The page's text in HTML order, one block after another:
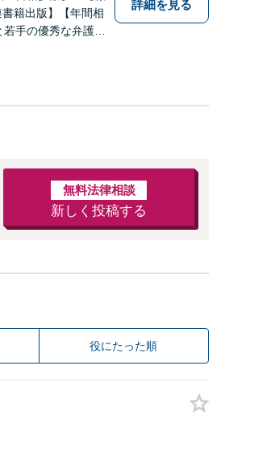
籍出版】【年間相
手の優秀な弁護士
詳細を見る
無料法律相談
新しく投稿する
役にたった順